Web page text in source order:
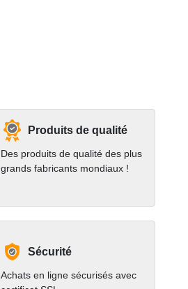
Produits de qualité
Des produits de qualité des plus
grands fabricants mondiaux !
Sécurité
Achats en ligne sécurisés avec